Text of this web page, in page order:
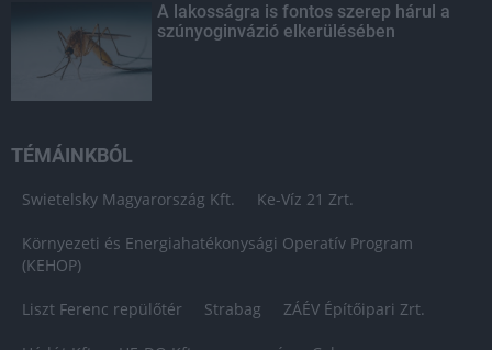
A lakosságra is fontos szerep hárul a
szúnyoginvázió elkerülésében
TÉMÁINKBÓL
Swietelsky Magyarország Kft. Ke-Víz 21 Zrt.
Környezeti és Energiahatékonysági Operatív Program
(KEHOP)
Liszt Ferenc repülőtér Strabag ZÁÉV Építőipari Zrt.